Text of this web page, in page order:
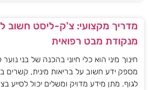
מדריך מקצועי: צ'ק-ליסט חשוב
מנקודת מבט רפואית
חינוך מיני הוא כלי חיוני בהכנה של בני
מספק ידע חשוב על בריאות מינית, קשרים
לגוף. מתן מידע מדויק ומשלים יכול לסייע